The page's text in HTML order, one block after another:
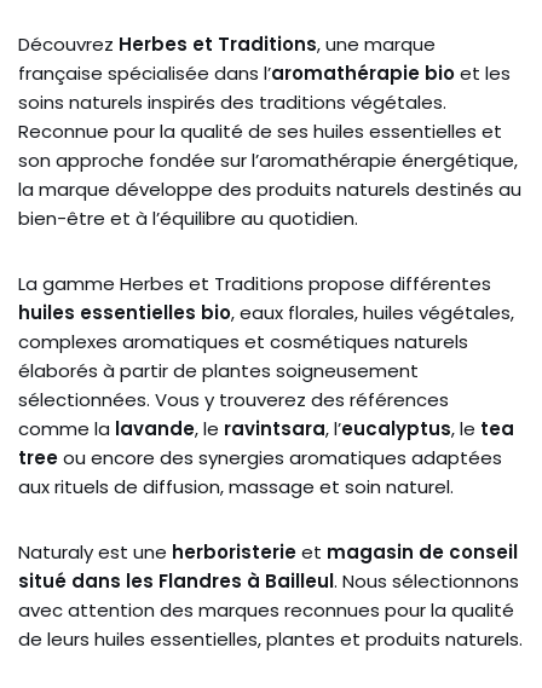
Découvrez Herbes et Traditions, une marque
française spécialisée dans l’aromathérapie bioet les
soins naturels inspirés des traditions végétales.
Reconnue pour la qualité de ses huiles essentielles et
son approche fondée sur l’aromathérapie énergétique,
la marque développe des produits naturels destinés au
bien-être et à l’équilibre au quotidien.
La gamme Herbes et Traditions propose différentes
huiles essentielles bio, eaux florales, huiles végétales,
complexes aromatiques et cosmétiques naturels
élaborés à partir de plantes soigneusement
sélectionnées. Vous y trouverez des références
comme la lavande, le ravintsara, l’eucalyptus, le tea
treeou encore des synergies aromatiques adaptées
aux rituels de diffusion, massage et soin naturel.
Naturaly est une herboristerieet magasin de conseil
situé dans les Flandres à Bailleul. Nous sélectionnons
avec attention des marques reconnues pour la qualité
de leurs huiles essentielles, plantes et produits naturels.